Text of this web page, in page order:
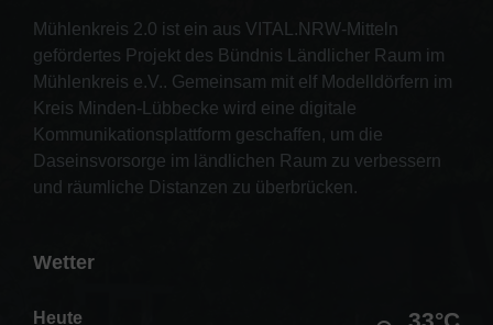
Mühlenkreis 2.0 ist ein aus VITAL.NRW-Mitteln
gefördertes Projekt des Bündnis Ländlicher Raum im
Mühlenkreis e.V.. Gemeinsam mit elf Modelldörfern im
Kreis Minden-Lübbecke wird eine digitale
Kommunikationsplattform geschaffen, um die
Daseinsvorsorge im ländlichen Raum zu verbessern
und räumliche Distanzen zu überbrücken.
Wetter
Heute